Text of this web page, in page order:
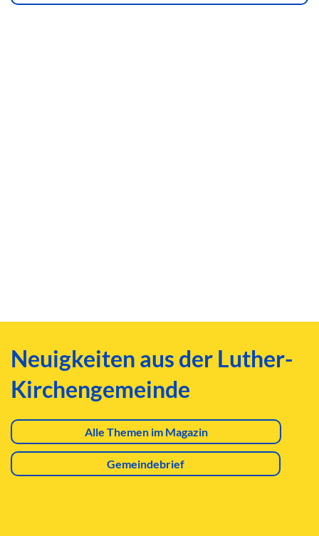
Neuigkeiten aus der Luther-
Kirchengemeinde
Alle Themen im Magazin
Gemeindebrief